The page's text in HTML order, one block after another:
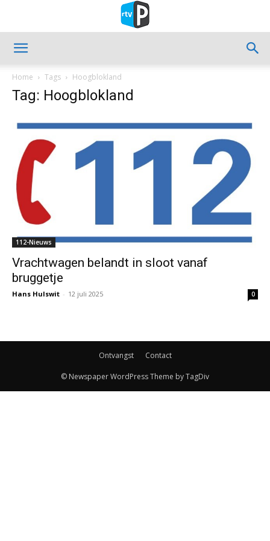
Home Tags Hoogblokland
Tag: Hoogblokland
112-Nieuws
Vrachtwagen belandt in sloot vanaf
bruggetje
Hans Hulswit - 12 juli 2025 0
Ontvangst Contact
© Newspaper WordPress Theme by TagDiv